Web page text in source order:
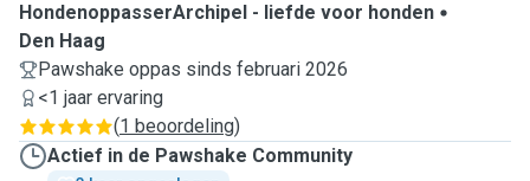
HondenoppasserArchipel - liefde voor honden
Den Haag
Pawshake oppas sinds februari 2026
<1 jaar ervaring
(1 beoordeling)
Actief in de Pawshake Community